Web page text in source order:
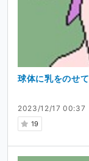
2023/12/17 00:37
19
球体に乳をのせて